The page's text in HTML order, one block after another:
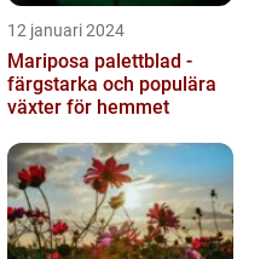
12 januari 2024
Mariposa palettblad -
färgstarka och populära
växter för hemmet